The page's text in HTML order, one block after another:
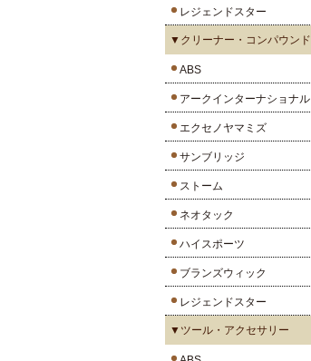
レジェンドスター
▼クリーナー・コンパウンド
ABS
アークインターナショナル
エクセノヤマミズ
サンブリッジ
ストーム
ネオタック
ハイスポーツ
ブランズウィック
レジェンドスター
▼ツール・アクセサリー